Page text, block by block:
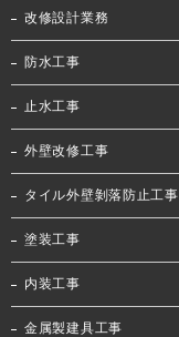
改修設計業務
防水工事
止水工事
外壁改修工事
タイル外壁剝落防止工事
塗装工事
内装工事
金属製建具工事